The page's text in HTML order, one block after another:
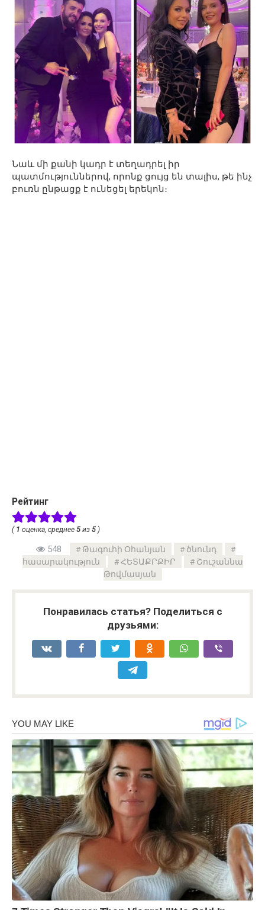
Նաև մի քանի կադր է տեղադրել իր
պատմություններով, որոնք ցույց են տալիս, թե ինչ
բուռն ընթացք է ունեցել երեկոն։
Рейтинг
( 1 оценка, среднее 5 из 5 )
548 Թագուհի Օհանյան
ծնունդ
հասարակություն
ՀԵՏԱՔՐՔԻՐ
Շուշաննա
Թովմասյան
Понравилась статья? Поделиться с
друзьями: